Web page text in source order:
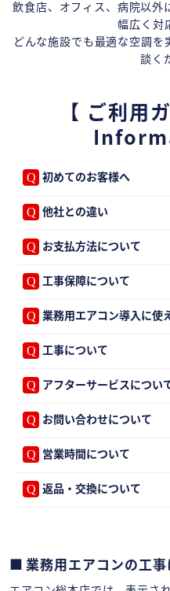
飲食店、オフィス、病院以外
幅広く対
どんな施設でも最適な空調
談く
【 ご利
初めてのお客様へ
他社との違い
お支払方法について
工事保障について
業務用エアコン導入に使
工事について
アフターサービスについ
お問い合わせについて
営業時間について
返品・交換について
業務用エアコンの工事